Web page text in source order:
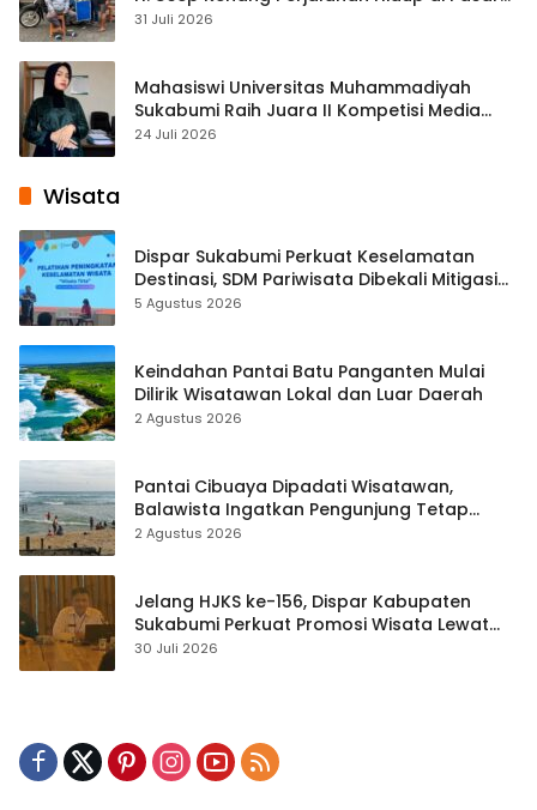
Cisaat
31 Juli 2026
Mahasiswi Universitas Muhammadiyah
Sukabumi Raih Juara II Kompetisi Media
Pembelajaran Digital Tingkat Internasional
24 Juli 2026
Wisata
Dispar Sukabumi Perkuat Keselamatan
Destinasi, SDM Pariwisata Dibekali Mitigasi
hingga Teknik Evakuasi
5 Agustus 2026
Keindahan Pantai Batu Panganten Mulai
Dilirik Wisatawan Lokal dan Luar Daerah
2 Agustus 2026
Pantai Cibuaya Dipadati Wisatawan,
Balawista Ingatkan Pengunjung Tetap
Waspada
2 Agustus 2026
Jelang HJKS ke-156, Dispar Kabupaten
Sukabumi Perkuat Promosi Wisata Lewat
Publikasi Digital
30 Juli 2026